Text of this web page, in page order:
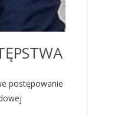
postępowanie